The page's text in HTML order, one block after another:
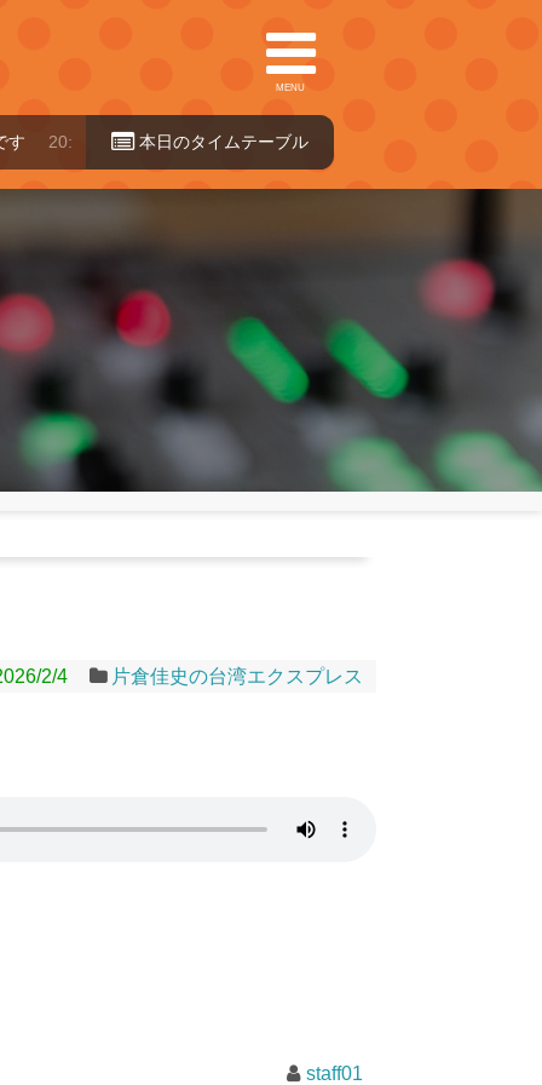
MENU
～24:00 本日のタイ ムテーブル
2/4 片倉佳史の台湾エクスプレス
staff01